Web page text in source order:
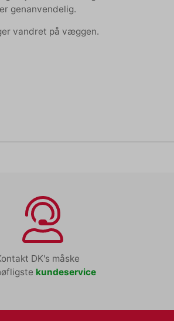
genanvendelig.
vandret på væggen.
DK's måske
kundeservice